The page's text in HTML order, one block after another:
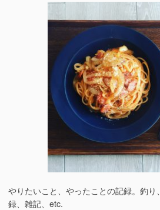
やりたいこと、やったことの記録。釣
録、雑記、etc.